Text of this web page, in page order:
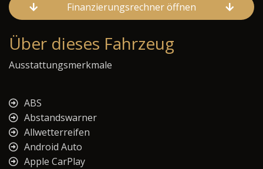
Finanzierungsrechner öffnen
Über dieses Fahrzeug
Ausstattungsmerkmale
ABS
Abstandswarner
Allwetterreifen
Android Auto
Apple CarPlay